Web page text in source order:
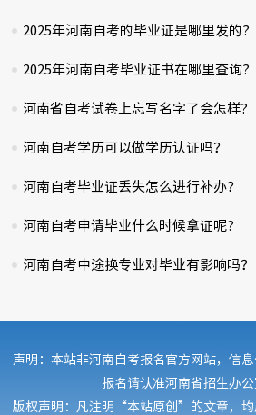
2025年河南自考的毕业证是哪里发的?
2025年河南自考毕业证书在哪里查询?
河南省自考试卷上忘写名字了会怎样?
河南自考学历可以做学历认证吗？
河南自考毕业证丢失怎么进行补办？
河南自考申请毕业什么时候拿证呢?
河南自考中途换专业对毕业有影响吗？
声明：本站非河南自考报名官方网站，信
报名请认准河南省招生办公
版权声明：凡注明“本站原创”的文章，均